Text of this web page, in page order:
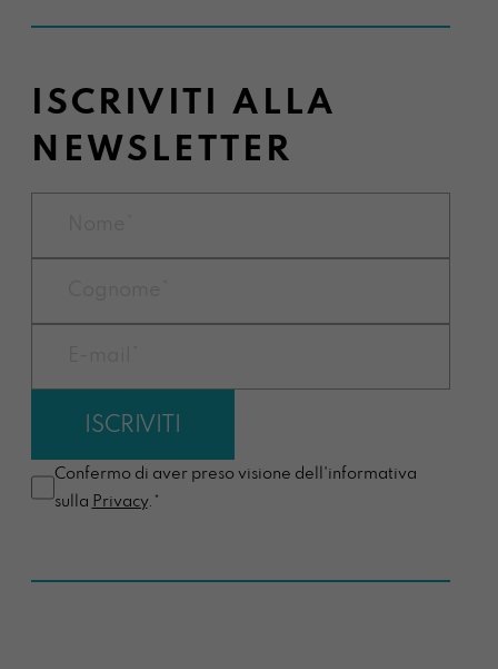
ISCRIVITI ALLA
NEWSLETTER
Confermo di aver preso visione dell'informativa
sulla Privacy.*